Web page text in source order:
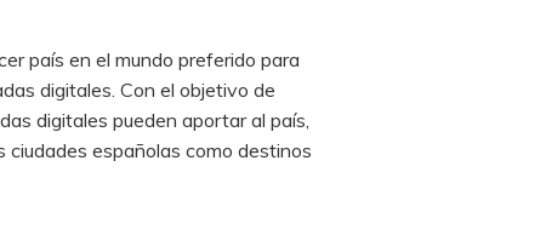
país en el mundo preferido para
digitales. Con el objetivo de
digitales pueden aportar al país,
españolas como destinos